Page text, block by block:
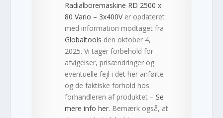
Radialboremaskine RD 2500 x
80 Vario – 3x400Ver opdateret
med information modtaget fra
Globaltools den oktober 4,
2025. Vi tager forbehold for
afvigelser, prisændringer og
eventuelle fejl i det her anførte
og de faktiske forhold hos
forhandleren af produktet –Se
mere info her. Bemærk også, at